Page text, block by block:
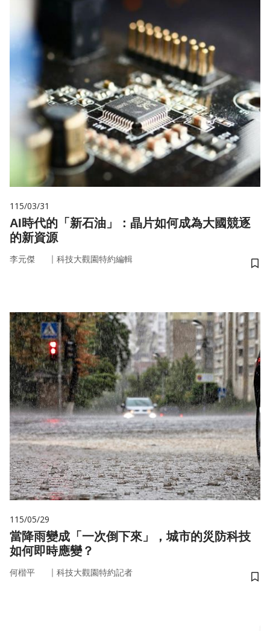
115/03/31
AI時代的「新石油」：晶片如何成為大國競逐
的新資源
李元傑 ｜ 科技大觀園特約編輯
儲
115/05/29
當降雨變成「一次倒下來」，城市的災防科技
如何即時應變？
何楷平 ｜ 科技大觀園特約記者
儲